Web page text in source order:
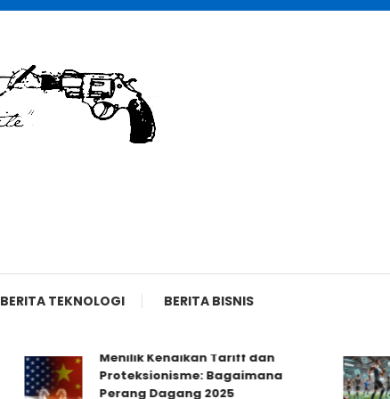
BERITA TEKNOLOGI BERITA BISNIS
Menilik Kenaikan Tariff dan
Proteksionisme: Bagaimana
Perang Dagang 2025